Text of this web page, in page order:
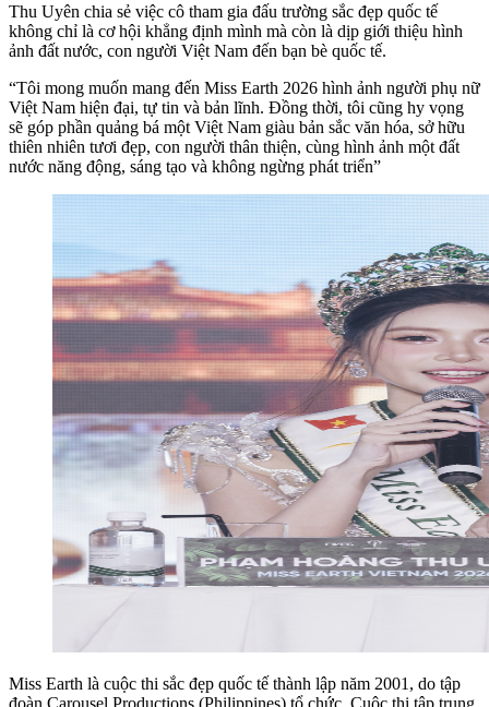
Thu Uyên chia sẻ việc cô tham gia đấu trường sắc đẹp quốc tế
không chỉ là cơ hội khẳng định mình mà còn là dịp giới thiệu hình
ảnh đất nước, con người Việt Nam đến bạn bè quốc tế.
“Tôi mong muốn mang đến Miss Earth 2026 hình ảnh người phụ nữ
Việt Nam hiện đại, tự tin và bản lĩnh. Đồng thời, tôi cũng hy vọng
sẽ góp phần quảng bá một Việt Nam giàu bản sắc văn hóa, sở hữu
thiên nhiên tươi đẹp, con người thân thiện, cùng hình ảnh một đất
nước năng động, sáng tạo và không ngừng phát triển”
Miss Earth là cuộc thi sắc đẹp quốc tế thành lập năm 2001, do tập
đoàn Carousel Productions (Philippines) tổ chức. Cuộc thi tập trung